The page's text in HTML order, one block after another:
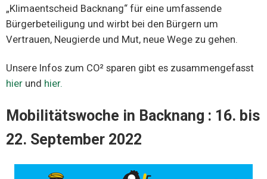
„Klimaentscheid Backnang“ für eine umfassende
Bürgerbeteiligung und wirbt bei den Bürgern um
Vertrauen, Neugierde und Mut, neue Wege zu gehen.
Unsere Infos zum CO² sparen gibt es zusammengefasst
hier und hier.
Mobilitätswoche in Backnang : 16. bis
22. September 2022